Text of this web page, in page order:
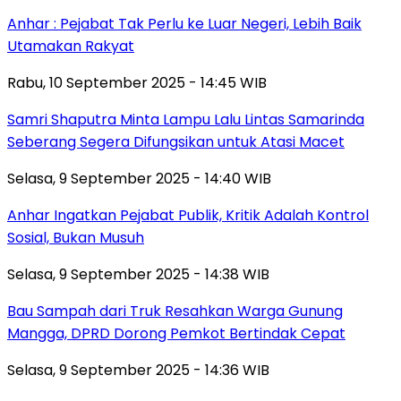
Anhar : Pejabat Tak Perlu ke Luar Negeri, Lebih Baik
Utamakan Rakyat
Rabu, 10 September 2025 - 14:45 WIB
Samri Shaputra Minta Lampu Lalu Lintas Samarinda
Seberang Segera Difungsikan untuk Atasi Macet
Selasa, 9 September 2025 - 14:40 WIB
Anhar Ingatkan Pejabat Publik, Kritik Adalah Kontrol
Sosial, Bukan Musuh
Selasa, 9 September 2025 - 14:38 WIB
Bau Sampah dari Truk Resahkan Warga Gunung
Mangga, DPRD Dorong Pemkot Bertindak Cepat
Selasa, 9 September 2025 - 14:36 WIB